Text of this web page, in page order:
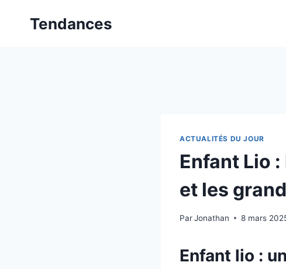
Tendances
ACTUALITÉS DU JOUR
Enfant Lio
et les
ParJonathan 8 mars
Enfant lio :